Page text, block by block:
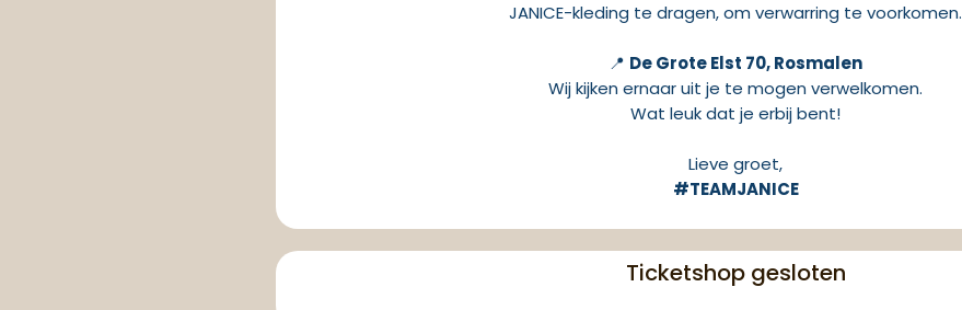
JANICE-kleding te dragen, om verwarring te voorkomen.
📍 De Grote Elst 70, Rosmalen
Wij kijken ernaar uit je te mogen verwelkomen.
Wat leuk dat je erbij bent!
Lieve groet,
#TEAMJANICE
Ticketshop gesloten